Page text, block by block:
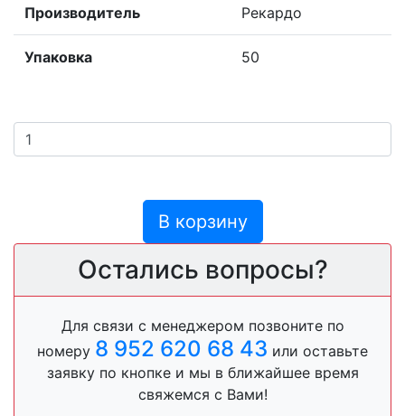
Производитель Рекардо
Упаковка 50
В корзину
Остались вопросы?
Для связи с менеджером позвоните по
номеру 8 952 620 68 43 или оставьте
заявку по кнопке и мы в ближайшее время
свяжемся с Вами!